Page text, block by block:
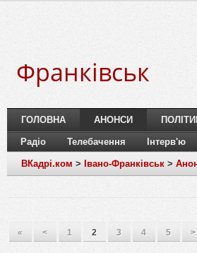
Франківськ
ГОЛОВНА АНОНСИ
Радіо Телебачення Інтерв'ю
ВКадрі.ком > Івано-Франківськ >
« < 1 2 3 4 5 >